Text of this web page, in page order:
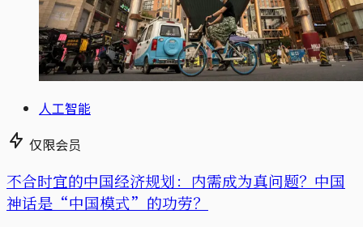
人工智能
仅限会员
不合时宜的中国经济规划：内需成为真问题？中国
神话是“中国模式”的功劳？